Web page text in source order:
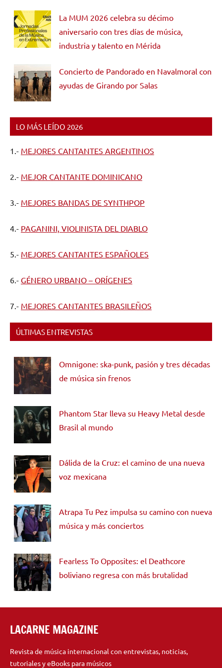
La MUM 2026 celebra su décimo
aniversario con tres días de música,
industria y talento en Mérida
Concierto de Pandorado en Navalmoral con
ayudas de Girando por Salas
LO MÁS LEÍDO 2026
1.- MEJORES CANTANTES ARGENTINOS
2.- MEJOR CANTANTE DOMINICANO
3.- MEJORES BANDAS DE SYNTHPOP
4.- PAGANINI, VIOLINISTA DEL DIABLO
5.- MEJORES CANTANTES ESPAÑOLES
6.- GÉNERO URBANO – ORÍGENES
7.- MEJORES CANTANTES BRASILEÑOS
ÚLTIMAS ENTREVISTAS
Omnigone: ska-punk, pasión y tres décadas
de música sin frenos
Phantom Star lleva su Heavy Metal desde
Brasil al mundo
Dálida de la Cruz: el camino de una nueva
voz mexicana
Atrapa Tu Pez impulsa su camino con nueva
música y más conciertos
Fearless To Opposites: el Deathcore
boliviano regresa con más brutalidad
LACARNE MAGAZINE
Revista de música internacional con entrevistas, noticias,
tutoriales y eBooks para músicos